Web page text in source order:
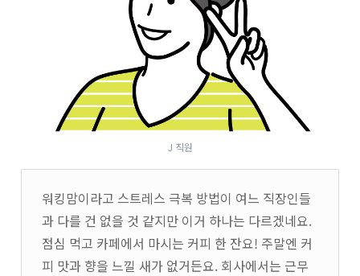
J 직원
워킹맘이라고 스트레스 극복 방법이 여느 직장인들
과 다를 건 없을 것 같지만 이거 하나는 다르겠네요.
점심 먹고 카페에서 마시는 커피 한 잔요! 주말엔 커
피 맛과 향을 느낄 새가 없거든요. 회사에서는 근무